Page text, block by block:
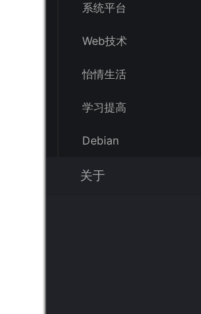
系统平台
Web技术
怡情生活
学习提高
Debian
关于
系统平台
Web技术
怡情生活
学习提高
Debian
关于